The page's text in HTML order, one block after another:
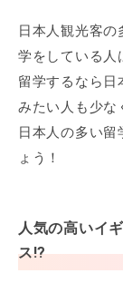
日本人観光客の
学をしている人
留学するなら日
みたい人も少な
日本人の多い留
ょう！
人気の高いイ
ス!?